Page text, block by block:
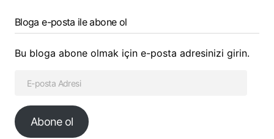
Bloga e-posta ile abone ol
Bu bloga abone olmak için e-posta adresinizi girin.
Abone ol